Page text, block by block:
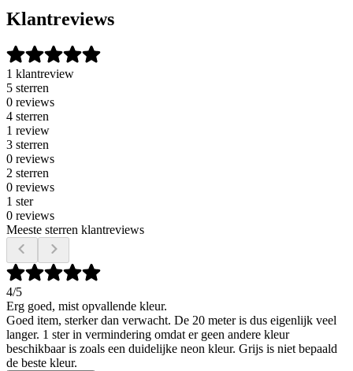
Klantreviews
1 klantreview
5 sterren
0 reviews
4 sterren
1 review
3 sterren
0 reviews
2 sterren
0 reviews
1 ster
0 reviews
Meeste sterren klantreviews
4/5
Erg goed, mist opvallende kleur.
Goed item, sterker dan verwacht. De 20 meter is dus eigenlijk veel
langer. 1 ster in vermindering omdat er geen andere kleur
beschikbaar is zoals een duidelijke neon kleur. Grijs is niet bepaald
de beste kleur.